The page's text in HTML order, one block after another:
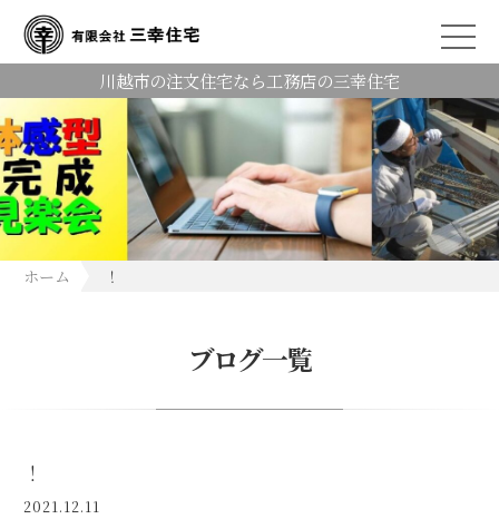
川越市の注文住宅なら工務店の三幸住宅
ホーム ！
ブログ一覧
！
2021.12.11